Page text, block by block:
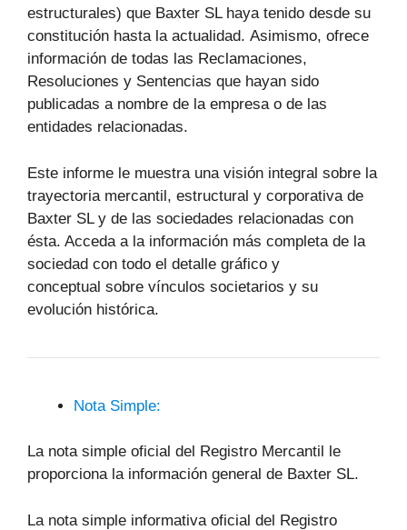
estructurales) que Baxter SL haya tenido desde su
constitución hasta la actualidad. Asimismo, ofrece
información de todas las Reclamaciones,
Resoluciones y Sentencias que hayan sido
publicadas a nombre de la empresa o de las
entidades relacionadas.
Este informe le muestra una visión integral sobre la
trayectoria mercantil, estructural y corporativa de
Baxter SL y de las sociedades relacionadas con
ésta. Acceda a la información más completa de la
sociedad con todo el detalle gráfico y
conceptual sobre vínculos societarios y su
evolución histórica.
Nota Simple:
La nota simple oficial del Registro Mercantil le
proporciona la información general de Baxter SL.
La nota simple informativa oficial del Registro